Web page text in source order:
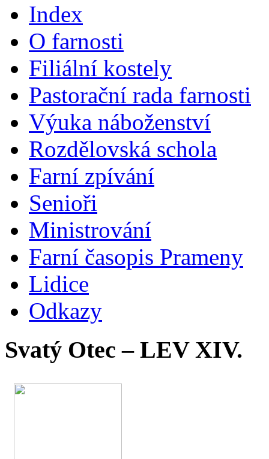
Index
O farnosti
Filiální kostely
Pastorační rada farnosti
Výuka náboženství
Rozdělovská schola
Farní zpívání
Senioři
Ministrování
Farní časopis Prameny
Lidice
Odkazy
Svatý Otec – LEV XIV.